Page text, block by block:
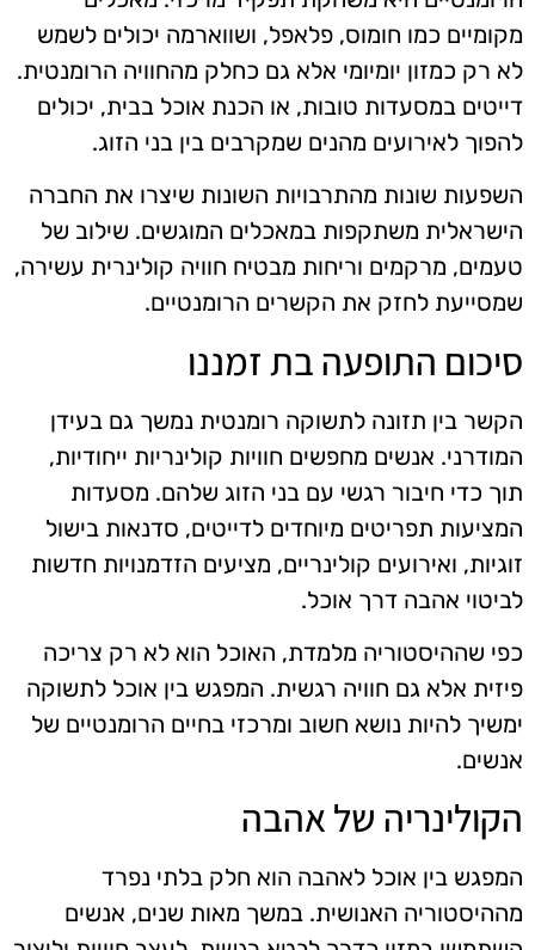
מקומיים כמו חומוס, פלאפל, ושווארמה יכולים לשמש
לא רק כמזון יומיומי אלא גם כחלק מהחוויה הרומנטית.
דייטים במסעדות טובות, או הכנת אוכל בבית, יכולים
להפוך לאירועים מהנים שמקרבים בין בני הזוג.
השפעות שונות מהתרבויות השונות שיצרו את החברה
הישראלית משתקפות במאכלים המוגשים. שילוב של
טעמים, מרקמים וריחות מבטיח חוויה קולינרית עשירה,
שמסייעת לחזק את הקשרים הרומנטיים.
סיכום התופעה בת זמננו
הקשר בין תזונה לתשוקה רומנטית נמשך גם בעידן
המודרני. אנשים מחפשים חוויות קולינריות ייחודיות,
תוך כדי חיבור רגשי עם בני הזוג שלהם. מסעדות
המציעות תפריטים מיוחדים לדייטים, סדנאות בישול
זוגיות, ואירועים קולינריים, מציעים הזדמנויות חדשות
לביטוי אהבה דרך אוכל.
כפי שההיסטוריה מלמדת, האוכל הוא לא רק צריכה
פיזית אלא גם חוויה רגשית. המפגש בין אוכל לתשוקה
ימשיך להיות נושא חשוב ומרכזי בחיים הרומנטיים של
אנשים.
הקולינריה של אהבה
המפגש בין אוכל לאהבה הוא חלק בלתי נפרד
מההיסטוריה האנושית. במשך מאות שנים, אנשים